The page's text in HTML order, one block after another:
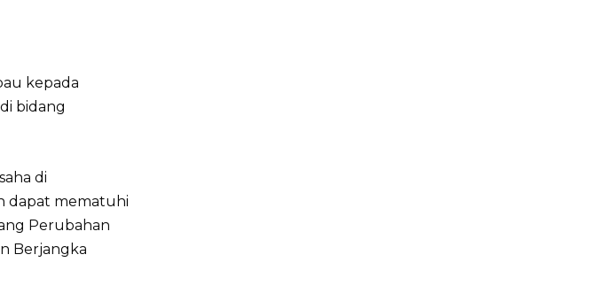
kepada
bidang
di
dapat mematuhi
Perubahan
Berjangka